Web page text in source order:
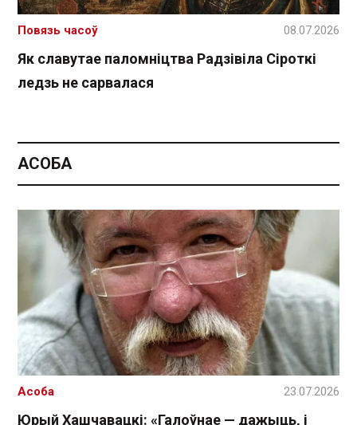
Як славутае паломніцтва Радзівіла Сіроткі
ледзь не сарвалася
Повязь часоў 08.07.2026
АСОБА
Юрый Хашчавацкі: «Галоўнае — дажыць, і
Асоба 23.07.2026